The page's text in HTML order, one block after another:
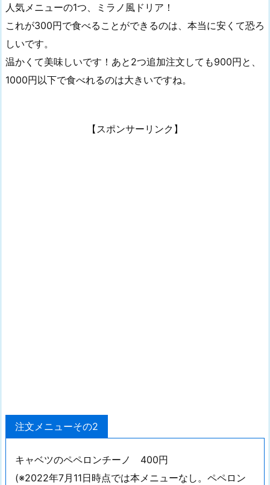
人気メニューの1つ、ミラノ風ドリア！
これが300円で食べることができるのは、本当に安くて恐ろ
しいです。
温かくて美味しいです！あと2つ追加注文しても900円と、
1000円以下で食べれるのは大きいですね。
【スポンサーリンク】
注文メニューその2
キャベツのペペロンチーノ 400円
(※2022年7月11日時点では本メニューなし。ペペロン